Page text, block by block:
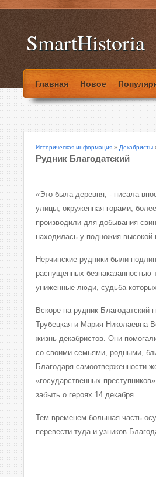
SmartHistoria
Главная Новое
Историческая информация » Декабристы
Рудник Благодатский
«Это была деревня, - писала
улицы, окруженная горами,
производили для добывания
находилась у подножия высокой
Нерчинские рудники были
распущенных
униженные люди, судьба
Вскоре на рудник Благодатский
Трубецкая и Мария Николаевна
жизнь декабристов. Они
со своими семьями, родными,
Благодаря самоотверженности
«государственных
забыть о героях 14 декабря.
Тем временем большая часть
перевести туда и узников